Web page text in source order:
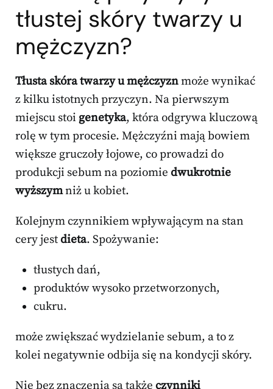
tłustej skóry twarzy u
mężczyzn?
Tłusta skóra twarzy u mężczyznmoże wynikać
z kilku istotnych przyczyn. Na pierwszym
miejscu stoi genetyka, która odgrywa kluczową
rolę w tym procesie. Mężczyźni mają bowiem
większe gruczoły łojowe, co prowadzi do
produkcji sebum na poziomie dwukrotnie
wyższymniż u kobiet.
Kolejnym czynnikiem wpływającym na stan
cery jestdieta. Spożywanie:
tłustych dań,
produktów wysoko przetworzonych,
cukru.
może zwiększać wydzielanie sebum, a to z
kolei negatywnie odbija się na kondycji skóry.
Nie bez znaczenia są także czynniki